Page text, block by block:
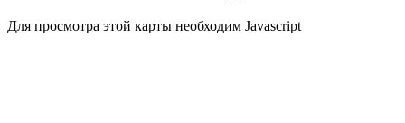
Для просмотра этой карты необходим Javascript